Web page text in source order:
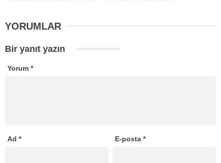
YORUMLAR
Bir yanıt yazın
Yorum *
Ad * E-posta*